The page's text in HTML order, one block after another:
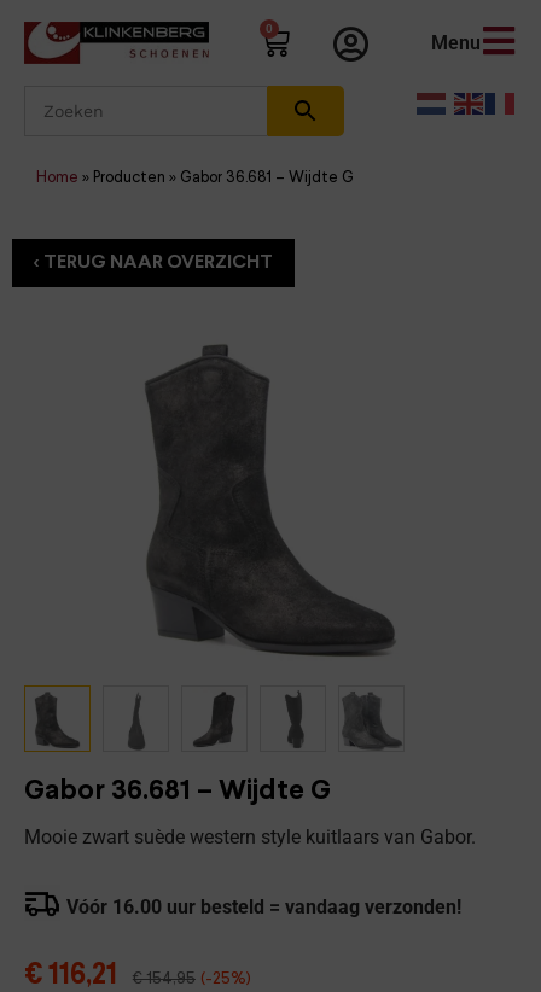
0
Menu
Home » Producten » Gabor 36.681 – Wijdte G
Gabor 36.681 – Wijdte G
Mooie zwart suède western style kuitlaars van Gabor.
Vóór 16.00 uur besteld = vandaag verzonden!
€ 116,21 €154,95 (-25%)